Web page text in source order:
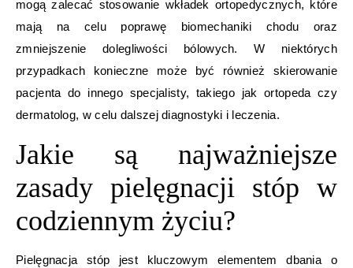
mogą zalecać stosowanie wkładek ortopedycznych, które
mają na celu poprawę biomechaniki chodu oraz
zmniejszenie dolegliwości bólowych. W niektórych
przypadkach konieczne może być również skierowanie
pacjenta do innego specjalisty, takiego jak ortopeda czy
dermatolog, w celu dalszej diagnostyki i leczenia.
Jakie są najważniejsze
zasady pielęgnacji stóp w
codziennym życiu?
Pielęgnacja stóp jest kluczowym elementem dbania o